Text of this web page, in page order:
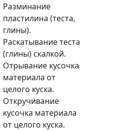
Разминание
пластилина (теста,
глины).
Раскатывание теста
(глины) скалкой.
Отрывание кусочка
материала от
целого куска.
Откручивание
кусочка материала
от целого куска.